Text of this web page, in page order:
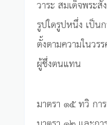
วาระ สมเด็จพระ
รูปใดรูปหนึ่ง เป็น
ตั้งตามความในวร
ผู้ซึ่งตนแทน
มาตรา ๑๕ ทวิ กา